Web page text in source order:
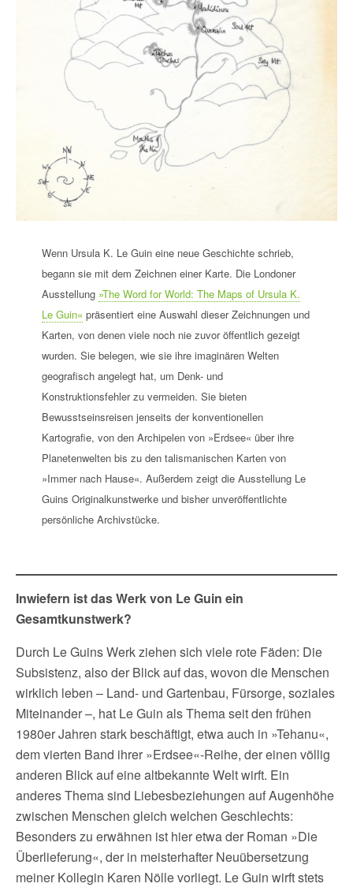
Wenn Ursula K. Le Guin eine neue Geschichte schrieb,
begann sie mit dem Zeichnen einer Karte. Die Londoner
Ausstellung »The Word for World: The Maps of Ursula K.
Le Guin« präsentiert eine Auswahl dieser Zeichnungen und
Karten, von denen viele noch nie zuvor öffentlich gezeigt
wurden. Sie belegen, wie sie ihre imaginären Welten
geografisch angelegt hat, um Denk- und
Konstruktionsfehler zu vermeiden. Sie bieten
Bewusstseinsreisen jenseits der konventionellen
Kartografie, von den Archipelen von »Erdsee« über ihre
Planetenwelten bis zu den talismanischen Karten von
»Immer nach Hause«. Außerdem zeigt die Ausstellung Le
Guins Originalkunstwerke und bisher unveröffentlichte
persönliche Archivstücke.
Inwiefern ist das Werk von Le Guin ein
Gesamtkunstwerk?
Durch Le Guins Werk ziehen sich viele rote Fäden: Die
Subsistenz, also der Blick auf das, wovon die Menschen
wirklich leben – Land- und Gartenbau, Fürsorge, soziales
Miteinander –, hat Le Guin als Thema seit den frühen
1980er Jahren stark beschäftigt, etwa auch in »Tehanu«,
dem vierten Band ihrer »Erdsee«-Reihe, der einen völlig
anderen Blick auf eine altbekannte Welt wirft. Ein
anderes Thema sind Liebesbeziehungen auf Augenhöhe
zwischen Menschen gleich welchen Geschlechts:
Besonders zu erwähnen ist hier etwa der Roman »Die
Überlieferung«, der in meisterhafter Neuübersetzung
meiner Kollegin Karen Nölle vorliegt. Le Guin wirft stets